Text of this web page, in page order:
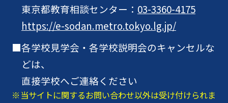
東京都教育相談センター： 03-3360-4175
https://e-sodan.metro.tokyo.lg.jp/
各学校見学会・各学校説明会のキャンセルな
どは、
直接学校へご連絡ください
当サイトに関するお問い合わせ以外は受け付けられま